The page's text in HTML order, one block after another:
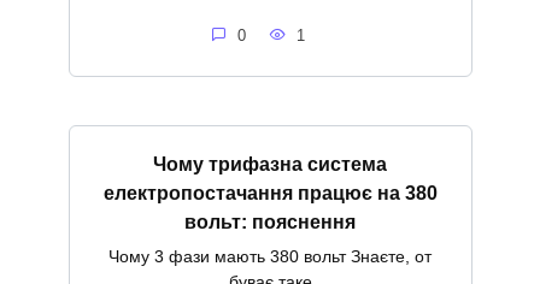
0 1
Чому трифазна система
електропостачання працює на 380
вольт: пояснення
Чому 3 фази мають 380 вольт Знаєте, от